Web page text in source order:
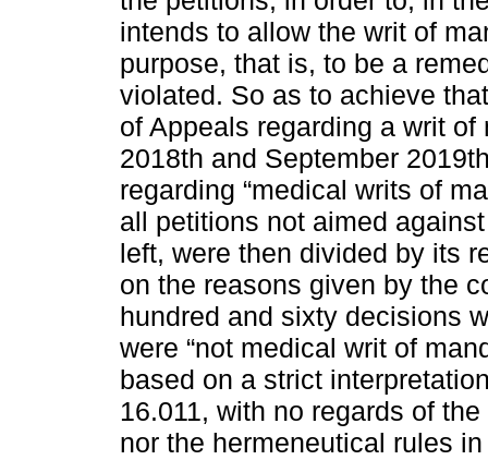
intends to allow the writ of
purpose, that is, to be a
violated. So as to achieve
of Appeals regarding a writ
2018th and September
regarding “medical writs of
all petitions not aimed
left, were then divided by its
on the reasons given by the
hundred and sixty decisions
were “not medical writ of
based on a strict
16.011, with no regards of
nor the hermeneutical rules